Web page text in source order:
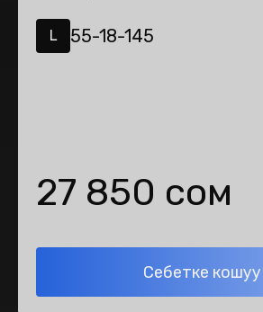
L 55-18-145
27 850 сом
Себетке кошуу